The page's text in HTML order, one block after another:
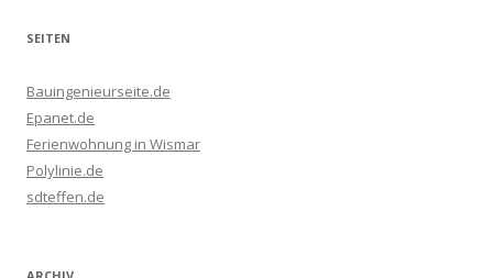
SEITEN
Bauingenieurseite.de
Epanet.de
Ferienwohnung in Wismar
Polylinie.de
sdteffen.de